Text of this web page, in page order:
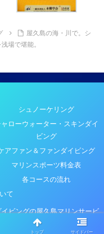
屋久島の海・川で。シ
場で堪能。
シュノーケリング
ャローウォーター・スキンダイ
ビング
アファン＆ファンダイビング
マリンスポーツ料金表
各コースの流れ
て
ビングの屋久島マリンサービ
トップ サイドバー